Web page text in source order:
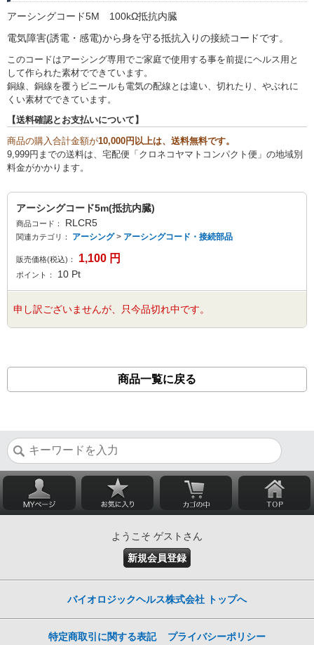
アーシングコード5M 100kΩ抵抗内臓
電気障害(誘電・感電)から身を守る抵抗入りの接続コードです。
このコードはアーシング専用でご家庭で使用する事を前提にヘルス用と
して作られた素材でできています。
銅線、銅線を覆うビニールも電気の配線とは違い、切れたり、やぶれに
くい素材でできています。
【送料確認とお支払いについて】
商品の購入合計金額が10,000円以上は、送料無料です。
9,999円までの送料は、宅配便「クロネコヤマトコンパクト便」の地域別
料金がかかります。
アーシングコード5m(抵抗内臓)
商品コード： RLCR5
関連カテゴリ： アーシング> アーシングコード・接続部品
販売価格(税込)： 1,100 円
ポイント： 10 Pt
申し訳ございませんが、只今品切れ中です。
商品一覧に戻る
ようこそ ゲストさん
新規会員登録
バイオロジックヘルス株式会社 トップへ
特定商取引に関する表記 プライバシーポリシー